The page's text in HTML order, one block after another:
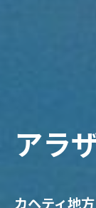
アラ
カヘティ地